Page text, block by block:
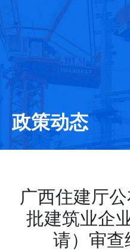
政策动态
广西住建厅
批建筑业企
请）审查